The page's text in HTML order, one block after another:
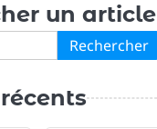
un article